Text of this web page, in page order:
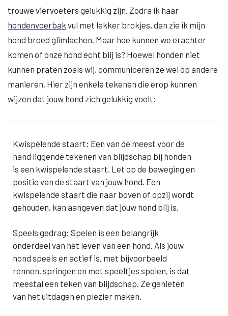
trouwe viervoeters gelukkig zijn. Zodra ik haar
hondenvoerbak vul met lekker brokjes, dan zie ik mijn
hond breed glimlachen. Maar hoe kunnen we erachter
komen of onze hond echt blij is? Hoewel honden niet
kunnen praten zoals wij, communiceren ze wel op andere
manieren. Hier zijn enkele tekenen die erop kunnen
wijzen dat jouw hond zich gelukkig voelt:
Kwispelende staart: Een van de meest voor de
hand liggende tekenen van blijdschap bij honden
is een kwispelende staart. Let op de beweging en
positie van de staart van jouw hond. Een
kwispelende staart die naar boven of opzij wordt
gehouden, kan aangeven dat jouw hond blij is.
Speels gedrag: Spelen is een belangrijk
onderdeel van het leven van een hond. Als jouw
hond speels en actief is, met bijvoorbeeld
rennen, springen en met speeltjes spelen, is dat
meestal een teken van blijdschap. Ze genieten
van het uitdagen en plezier maken.